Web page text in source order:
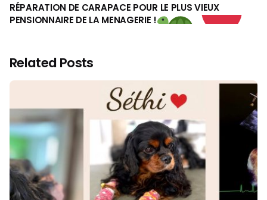
RÉPARATION DE CARAPACE POUR LE PLUS VIEUX
PENSIONNAIRE DE LA MENAGERIE !
Related Posts